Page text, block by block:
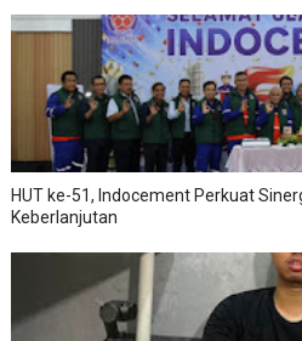
HUT ke-51, Indocement Perkuat
Keberlanjutan